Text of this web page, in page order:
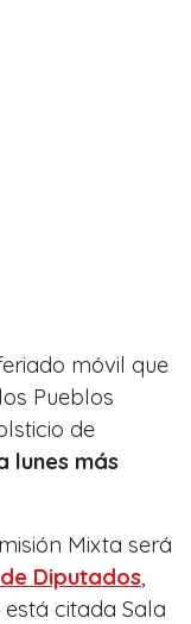
móvil que
Pueblos
de
lunes más
Mixta será
Diputados,
está citada Sala